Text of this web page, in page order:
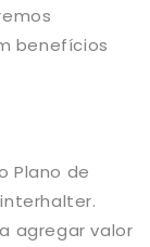
benefícios
Plano de
agregar valor